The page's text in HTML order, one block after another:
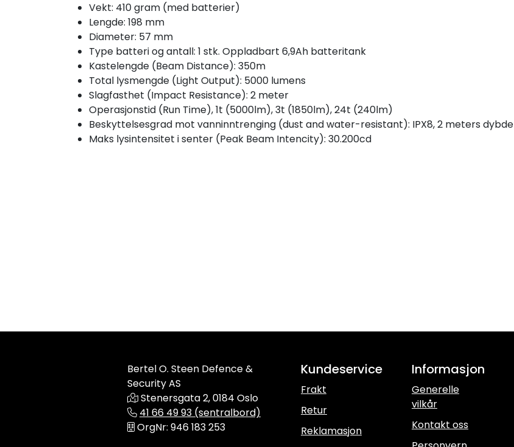
Vekt: 410 gram (med batterier)
Lengde: 198 mm
Diameter: 57 mm
Type batteri og antall: 1 stk. Oppladbart 6,9Ah batteritank
Kastelengde (Beam Distance): 350m
Total lysmengde (Light Output): 5000 lumens
Slagfasthet (Impact Resistance): 2 meter
Operasjonstid (Run Time), 1t (5000lm), 3t (1850lm), 24t (240lm)
Beskyttelsesgrad mot vanninntrenging (dust and water-resistant): IPX8, 2 meters dybde
Maks lysintensitet i senter (Peak Beam Intencity): 30.200cd
Bertel O. Steen Defence &
Security AS
Stenersgata 2, 0184 Oslo
41 66 49 93 (sentralbord)
OrgNr: 946 183 253
Kundeservice
Frakt
Retur
Reklamasjon
Informasjon
Generelle
vilkår
Kontakt oss